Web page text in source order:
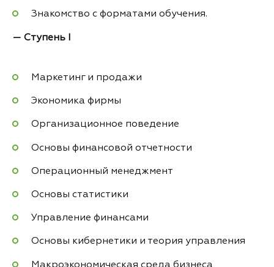
Знакомство с форматами обучения.
— Ступень I
Маркетинг и продажи
Экономика фирмы
Организационное поведение
Основы финансовой отчетности
Операционный менеджмент
Основы статистики
Управление финансами
Основы кибернетики и теория управления
Макроэкономическая среда бизнеса